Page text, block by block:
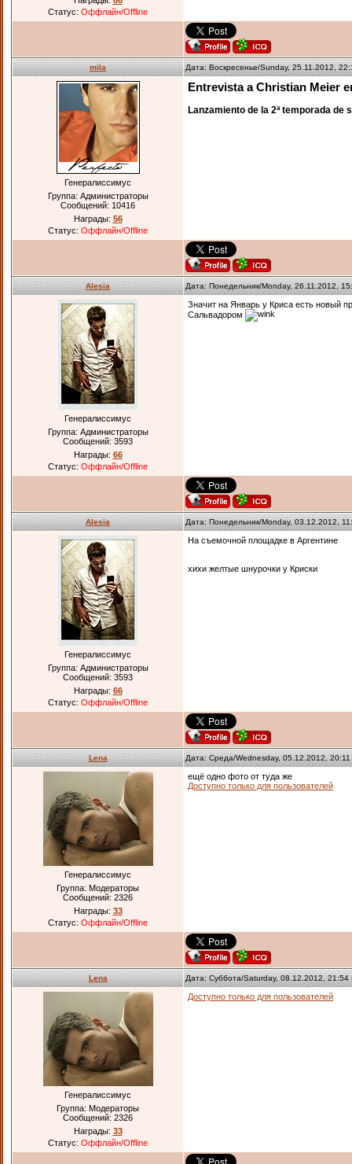
Статус: Оффлайн/Offline
mila Дата: Воскресенье/Sunday, 25.11.2012,
Генералиссимус
Группа: Администраторы
Сообщений: 10416
Награды: 56
Статус: Оффлайн/Offline
Entrevista a Christian Meier
Lanzamiento de la 2ª temporada
Alesia Дата: Понедельник/Monday, 26.11.2012,
Генералиссимус
Группа: Администраторы
Сообщений: 3593
Награды: 66
Статус: Оффлайн/Offline
Значит на Январь у Криса есть новый
Сальвадором
Alesia Дата: Понедельник/Monday, 03.12.2012,
Генералиссимус
Группа: Администраторы
Сообщений: 3593
Награды: 66
Статус: Оффлайн/Offline
На съемочной площадке в Аргентине
хихи желтые шнурочки у Криски
Lena Дата: Среда/Wednesday, 05.12.2012,
Генералиссимус
Группа: Модераторы
Сообщений: 2326
Награды: 33
Статус: Оффлайн/Offline
ещё одно фото от туда же
Доступно только для пользователей
Lena Дата: Суббота/Saturday, 08.12.2012,
Генералиссимус
Группа: Модераторы
Сообщений: 2326
Награды: 33
Статус: Оффлайн/Offline
Доступно только для пользователей